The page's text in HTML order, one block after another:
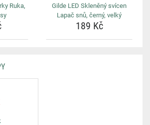
Ruka,
Gilde LED Skleněný svícen
Lapač snů, černý, velký
189 Kč